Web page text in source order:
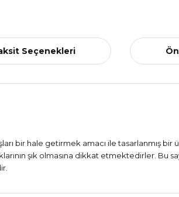
Seçenekleri
bir hale getirmek amacı ile tasarlanmış
şık olmasına dikkat etmektedirler.